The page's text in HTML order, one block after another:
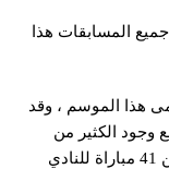
أفضل 20 هدفًا في جميع المسابقات هذا
هذا الموسم ، وقد
وجود الكثير من
الحملة المتبقية للعب. سجله البالغ 20 هدفاً من 41 مباراة للنادي